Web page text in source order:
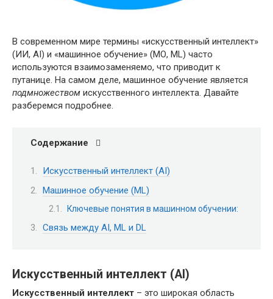
В современном мире термины «искусственный интеллект»
(ИИ, AI) и «машинное обучение» (МО, ML) часто
используются взаимозаменяемо, что приводит к
путанице. На самом деле, машинное обучение является
подмножеством искусственного интеллекта. Давайте
разберемся подробнее.
Содержание
Искусственный интеллект (AI)
Машинное обучение (ML)
Ключевые понятия в машинном обучении:
Связь между AI, ML и DL
Искусственный интеллект (AI)
Искусственный интеллект – это широкая область